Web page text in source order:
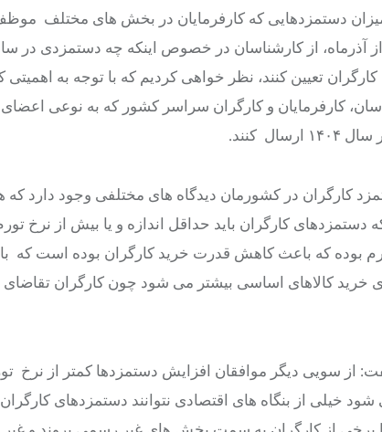
میزان دستمزدهایی که کارفرمایان در بخش های مختلف
تعیین کنند، نظر خواهی کردیم که با توجه به
کارفرمایان و کارگران سراسر کشور که به نوعی
کنند.
کارگران در کشورمان دیدگاه های مختلفی وجود دارد
دستمزدهای کارگران باید حداقل اندازه و یا بیش از نرخ
بوده که باعث کاهش قدرت خرید کارگران بوده است که با
خرید کالاهای اساسی بیشتر می شود چون کارگران تقاضای
از سویی دیگر موافقان افزایش دستمزدها کمتر از نرخ
شود خیلی از بنگاه های اقتصادی نتوانند دستمزدهای